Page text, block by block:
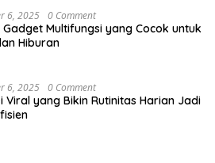
6, 2025 0 Comment
Gadget Multifungsi yang Cocok untuk
Hiburan
6, 2025 0 Comment
Viral yang Bikin Rutinitas Harian Jadi